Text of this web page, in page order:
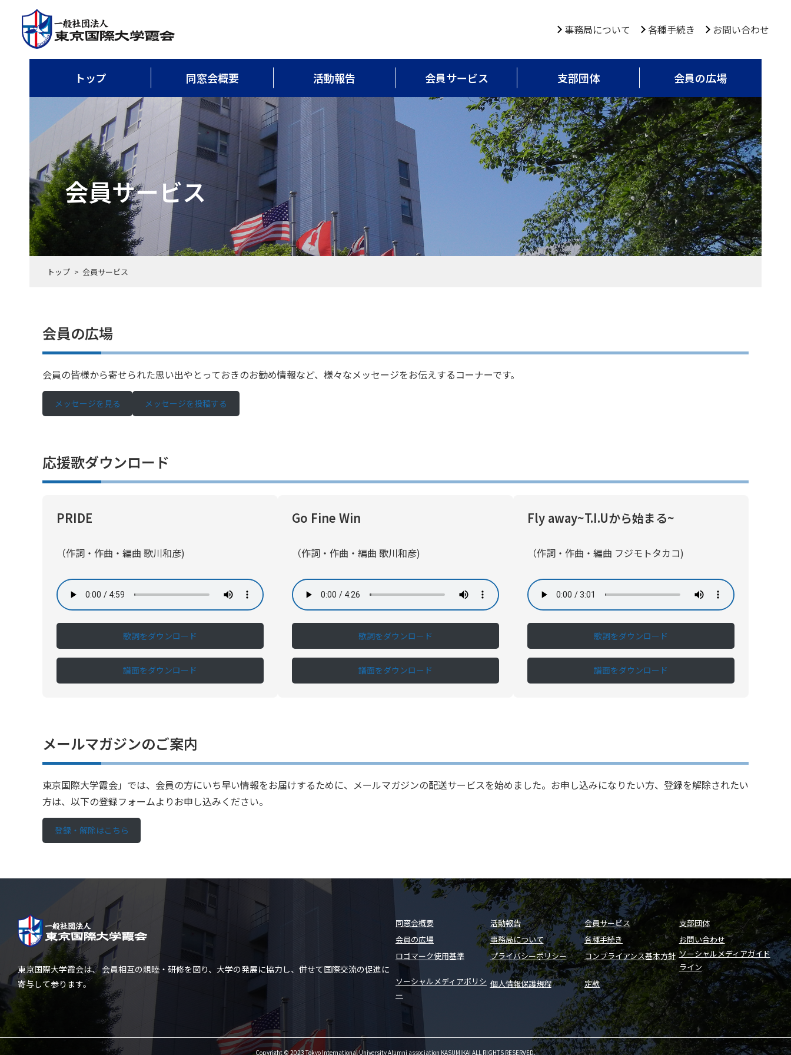
事務局について 各種手続き お問い合わせ
トップ 同窓会概要 活動報告 会員サービス 支部団体 会員の広場
会員サービス
トップ 会員サービス
会員の広場
会員の皆様から寄せられた思い出やとっておきのお勧め情報など、様々なメッセージをお伝えするコーナーです。
メッセージを見る メッセージを投稿する
応援歌ダウンロード
PRIDE
（作詞・作曲・編曲 歌川和彦)
歌詞をダウンロード
譜面をダウンロード
Go Fine Win
（作詞・作曲・編曲 歌川和彦)
歌詞をダウンロード
譜面をダウンロード
Fly away~T.I.Uから始まる~
（作詞・作曲・編曲 フジモトタカコ)
歌詞をダウンロード
譜面をダウンロード
メールマガジンのご案内
東京国際大学霞会」では、会員の方にいち早い情報をお届けするために、メールマガジンの配送サービスを始めました。お申し込みになりたい方、登録を解除されたい
方は、以下の登録フォームよりお申し込みください。
登録・解除はこちら
東京国際大学霞会は、 会員相互の親睦・研修を図り、大学の発展に協力し、併せて国際交流の促進に
寄与して参ります。
同窓会概要 活動報告 会員サービス
支部団体
会員の広場
事務局について 各種手続き
お問い合わせ
ロゴマーク使用基準
プライバシーポリシー コンプライアンス基本方針 ソーシャルメディアガイド
ライン
ソーシャルメディアポリシ
ー
個人情報保護規程 定款
Copyright © 2023 Tokyo International University Alumni association KASUMIKAI ALL RIGHTS RESERVED.